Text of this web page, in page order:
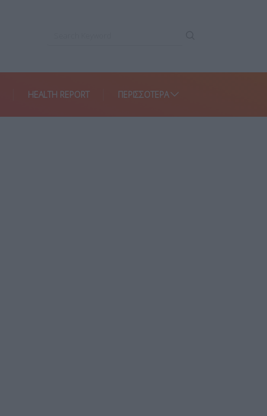
HEALTH REPORT ΠΕΡΙΣΣΌΤΕΡΑ